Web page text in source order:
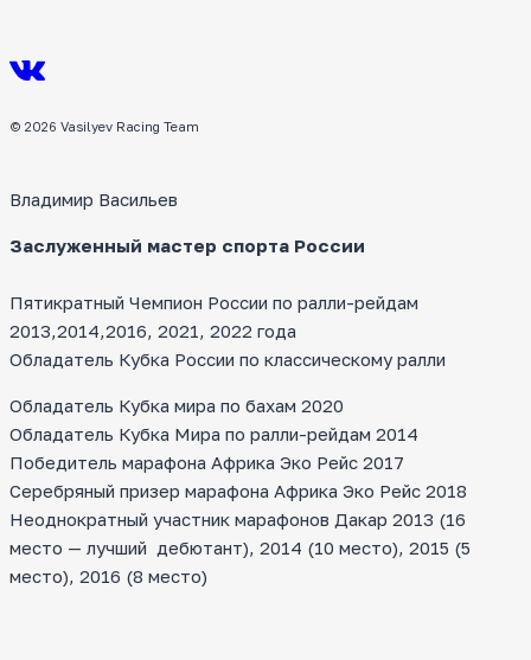
© 2026 Vasilyev Racing Team
Владимир Васильев
Заслуженный мастер спорта России
Пятикратный Чемпион России по ралли-рейдам
2013,2014,2016, 2021, 2022 года
Обладатель Кубка России по классическому ралли
Обладатель Кубка мира по бахам 2020
Обладатель Кубка Мира по ралли-рейдам 2014
Победитель марафона Африка Эко Рейс 2017
Серебряный призер марафона Африка Эко Рейс 2018
Неоднократный участник марафонов Дакар 2013 (16
место — лучший дебютант), 2014 (10 место), 2015 (5
место), 2016 (8 место)